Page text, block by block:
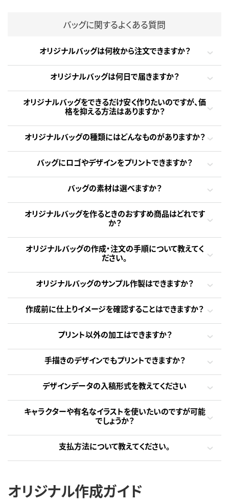
バッグに関するよくある質問
オリジナルバッグは何枚から注文できますか？
オリジナルバッグは何日で届きますか？
オリジナルバッグをできるだけ安く作りたいのですが、価
格を抑える方法はありますか？
オリジナルバッグの種類にはどんなものがありますか？
バッグにロゴやデザインをプリントできますか？
バッグの素材は選べますか？
オリジナルバッグを作るときのおすすめ商品はどれです
か？
オリジナルバッグの作成・注文の手順について教えてく
ださい。
オリジナルバッグのサンプル作製はできますか？
作成前に仕上りイメージを確認することはできますか？
プリント以外の加工はできますか？
手描きのデザインでもプリントできますか？
デザインデータの入稿形式を教えてください
キャラクターや有名なイラストを使いたいのですが可能
でしょうか？
支払方法について教えてください。
オリジナル作成ガイド